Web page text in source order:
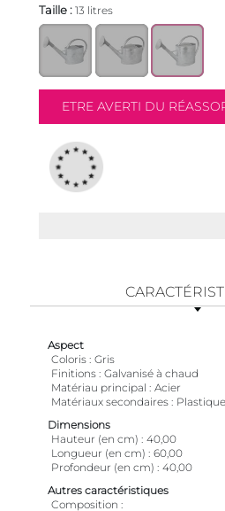
Taille : 13 litres
Aspect
Coloris Gris
Finitions Galvanisé à chaud
Matériau principal
Acier
Matériaux secondaires
Plastique
Dimensions
Hauteur (en cm)
40,00
Longueur (en cm)
60,00
Profondeur (en cm)
40,00
Autres caractéristiques
Composition